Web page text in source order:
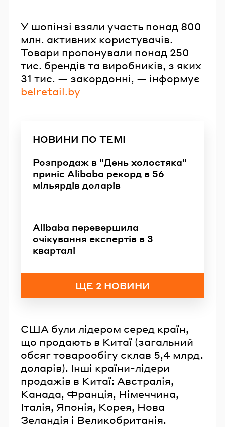
У шопінзі взяли участь понад 800
млн. активних користувачів.
Товари пропонували понад 250
тис. брендів та виробників, з яких
31 тис. — закордонні, — інформує
belretail.by
НОВИНИ ПО ТЕМІ
Розпродаж в "День холостяка"
приніс Alibaba рекорд в 56
мільярдів доларів
Alibaba перевершила
очікування експертів в 3
кварталі
ЩЕ 2 НОВИНИ
США були лідером серед країн,
що продають в Китаї (загальний
обсяг товарообігу склав 5,4 млрд.
доларів). Інші країни-лідери
продажів в Китаї: Австралія,
Канада, Франція, Німеччина,
Італія, Японія, Корея, Нова
Зеландія і Великобританія.